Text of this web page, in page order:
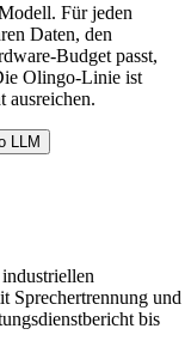
Für jeden
Daten, den
Budget passt,
Olingo-Linie ist
ausreichen.
LLM
Sprechertrennung und
bis